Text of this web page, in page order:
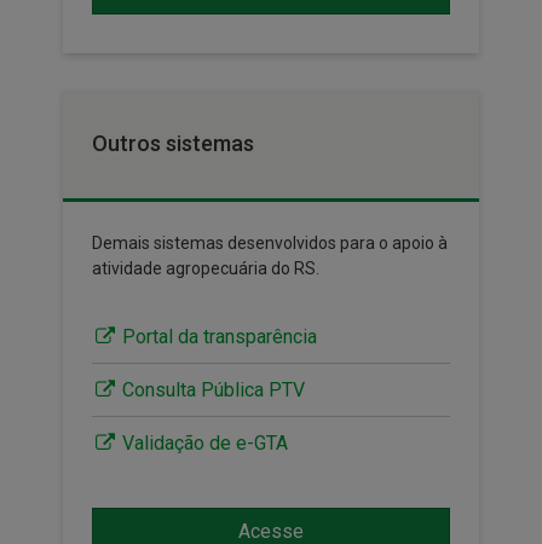
Outros sistemas
Demais sistemas desenvolvidos para o apoio à
atividade agropecuária do RS.
Portal da transparência
Consulta Pública PTV
Validação de e-GTA
Acesse